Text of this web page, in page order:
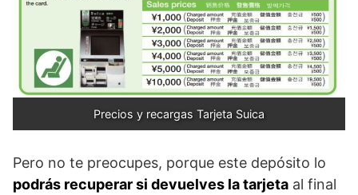
Precios y recargas Tarjeta Suica
Pero no te preocupes, porque este depósito lo
podrás recuperar si devuelves la tarjeta al final